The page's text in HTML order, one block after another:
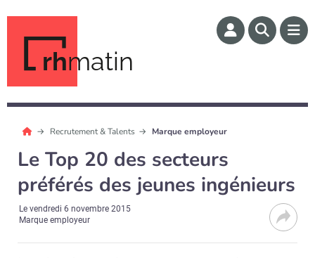
rhmatin
Recrutement & Talents Marque employeur
Le Top 20 des secteurs
préférés des jeunes ingénieurs
Levendredi 6 novembre 2015
Marque employeur